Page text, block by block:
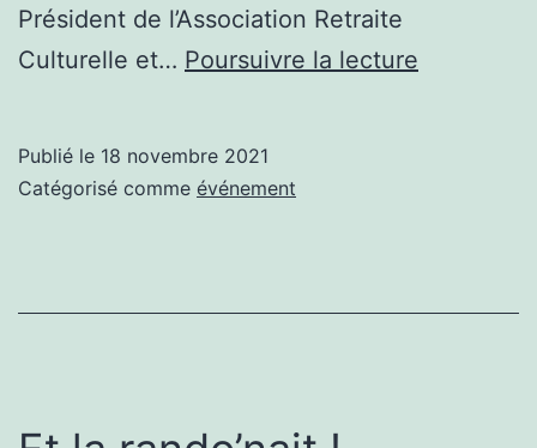
Président de l’Association Retraite
Culturelle et… Poursuivre la lecture
Publié le 18 novembre 2021
Catégorisé comme événement